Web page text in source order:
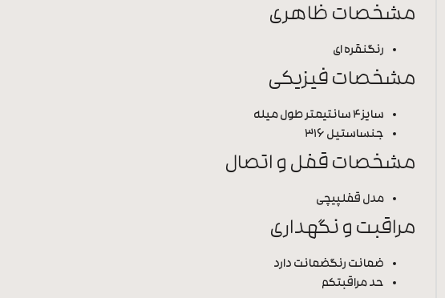
مشخصات ظاهری
رنگنقره ای
مشخصات فیزیکی
سایز4 سانتیمتر طول میله
جنساستیل 316
مشخصات قفل و اتصال
مدل قفلپیچی
مراقبت و نگهداری
ضمانت رنگضمانت دارد
حد مراقبتکم